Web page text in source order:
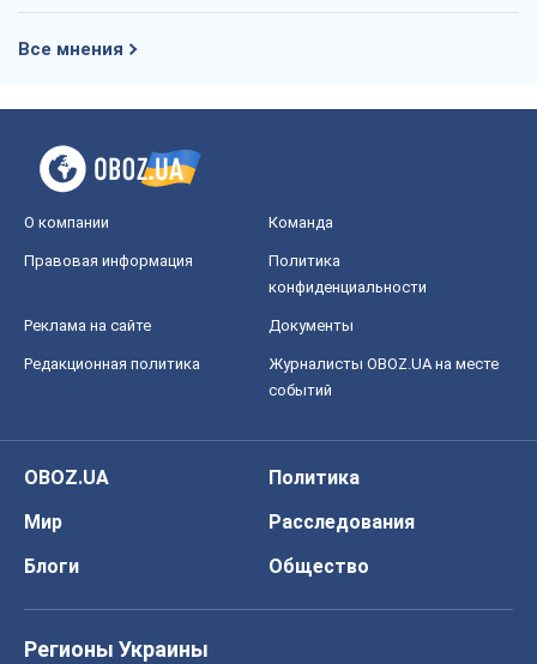
Все мнения
О компании Команда
Правовая информация
Политика
конфиденциальности
Реклама на сайте Документы
Редакционная политика
Журналисты OBOZ.UA на месте
событий
OBOZ.UA
Политика
Мир
Расследования
Блоги
Общество
Регионы Украины